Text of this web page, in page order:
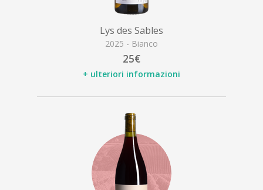
Lys des Sables
2025 - Bianco
25€
+ ulteriori informazioni